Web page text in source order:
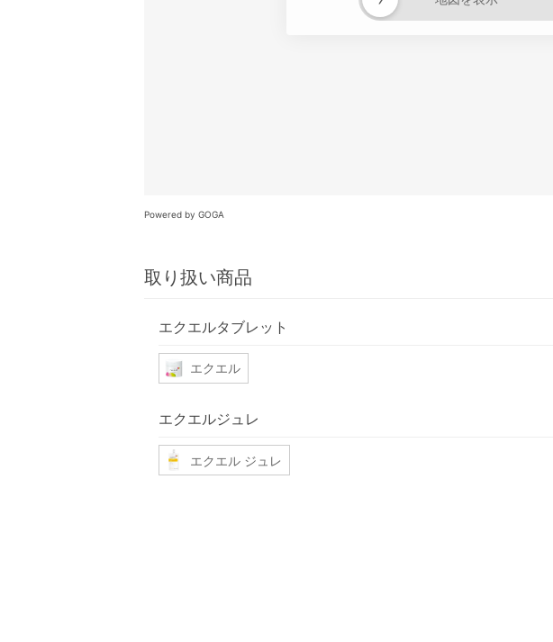
Powered by GOGA
取り扱い商品
エクエルタブレット
エクエル
エクエルジュレ
エクエル ジュレ